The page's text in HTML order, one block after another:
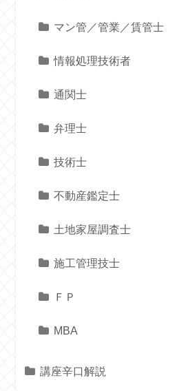
マン管／管業／賃管士
情報処理技術者
通関士
弁理士
技術士
不動産鑑定士
土地家屋調査士
施工管理技士
ＦＰ
MBA
講座辛口解説